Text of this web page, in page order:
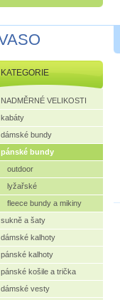
KATEGORIE
NADMĚRNÉ VELIKOSTI
kabáty
dámské bundy
pánské bundy
outdoor
lyžařské
fleece bundy a mikiny
sukně a šaty
dámské kalhoty
pánské kalhoty
pánské košile a trička
dámské vesty